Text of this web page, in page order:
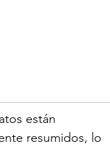
están
resumidos, lo